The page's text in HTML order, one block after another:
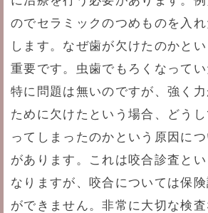
のでセラミックのつめものを入
します。なぜ歯が欠けたのかと
重要です。虫歯でもろくなって
特に問題は無いのですが、強く
ために欠けたという場合、どう
ってしまったのかという原因に
があります。これは咬合診査と
なりますが、咬合については保
ができません。非常に大切な検